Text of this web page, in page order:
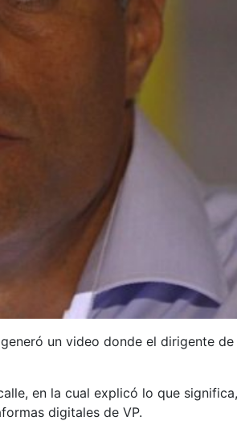
un video donde el dirigente
en la cual explicó lo que
digitales de VP.